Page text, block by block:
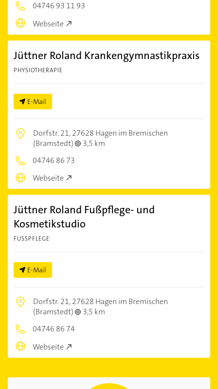
04746 93 11 93
Webseite
Jüttner Roland Krankengymnastikpraxis
PHYSIOTHERAPIE
E-Mail
Dorfstr. 21,27628 Hagen im Bremischen
(Bramstedt)
3,5 km
04746 86 73
Webseite
Jüttner Roland Fußpflege- und
Kosmetikstudio
FUSSPFLEGE
E-Mail
Dorfstr. 21,27628 Hagen im Bremischen
(Bramstedt)
3,5 km
04746 86 74
Webseite